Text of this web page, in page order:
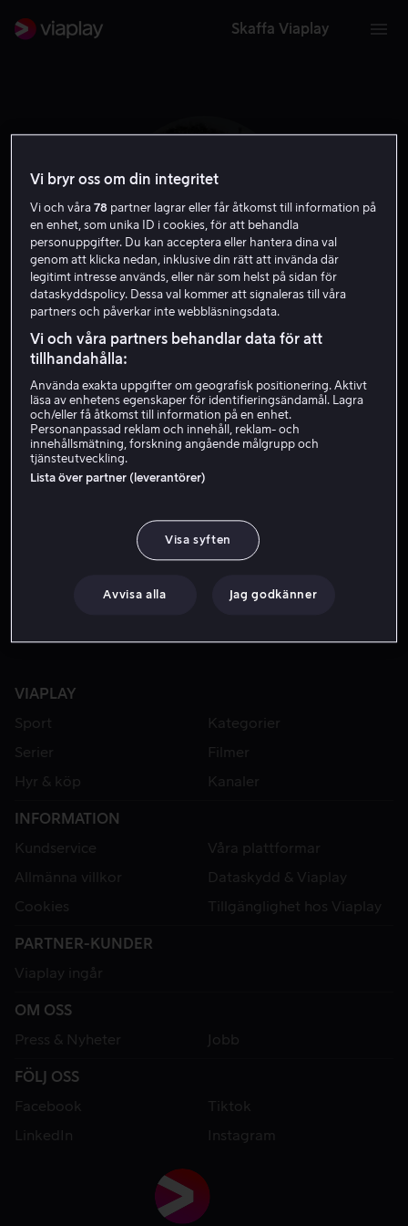
Skaffa Viaplay
Artemis Pebdani
VIAPLAY
Sport
Kategorier
Serier
Filmer
Hyr & köp
Kanaler
INFORMATION
Kundservice
Våra plattformar
Allmänna villkor
Dataskydd & Viaplay
Cookies
Tillgänglighet hos Viaplay
PARTNER-KUNDER
Viaplay ingår
OM OSS
Press & Nyheter
Jobb
FÖLJ OSS
Facebook
Tiktok
LinkedIn
Instagram
Vi bryr oss om din integritet
Vi och våra78 partner lagrar eller får åtkomst till information på
en enhet, som unika ID i cookies, för att behandla
personuppgifter. Du kan acceptera eller hantera dina val
genom att klicka nedan, inklusive din rätt att invända där
legitimt intresse används, eller när som helst på sidan för
dataskyddspolicy. Dessa val kommer att signaleras till våra
partners och påverkar inte webbläsningsdata.
Vi och våra partners behandlar data för att
tillhandahålla:
Använda exakta uppgifter om geografisk positionering. Aktivt
läsa av enhetens egenskaper för identifieringsändamål. Lagra
och/eller få åtkomst till information på en enhet.
Personanpassad reklam och innehåll, reklam- och
innehållsmätning, forskning angående målgrupp och
tjänsteutveckling.
Lista över partner (leverantörer)
Visa syften
Avvisa alla Jag godkänner